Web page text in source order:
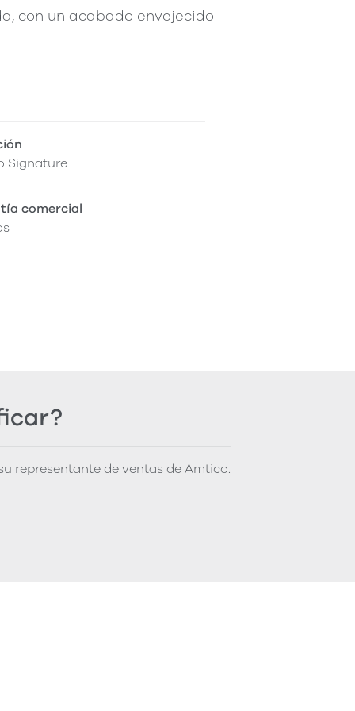
con un acabado envejecido
Signature
comercial
representante de ventas de Amtico.